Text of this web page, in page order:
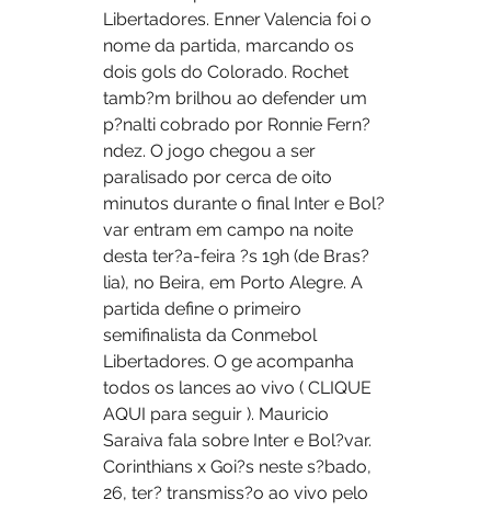
Libertadores. Enner Valencia foi o
nome da partida, marcando os
dois gols do Colorado. Rochet
tamb?m brilhou ao defender um
p?nalti cobrado por Ronnie Fern?
ndez. O jogo chegou a ser
paralisado por cerca de oito
minutos durante o final Inter e Bol?
var entram em campo na noite
desta ter?a-feira ?s 19h (de Bras?
lia), no Beira, em Porto Alegre. A
partida define o primeiro
semifinalista da Conmebol
Libertadores. O ge acompanha
todos os lances ao vivo ( CLIQUE
AQUI para seguir ). Mauricio
Saraiva fala sobre Inter e Bol?var.
Corinthians x Goi?s neste s?bado,
26, ter? transmiss?o ao vivo pelo